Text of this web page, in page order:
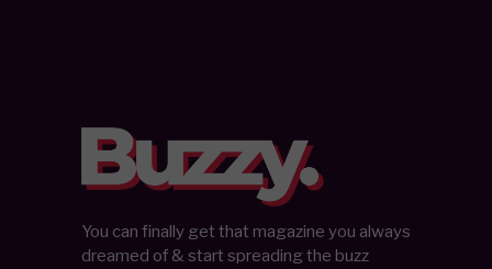
You can finally get that magazine you always
dreamed of & start spreading the buzz